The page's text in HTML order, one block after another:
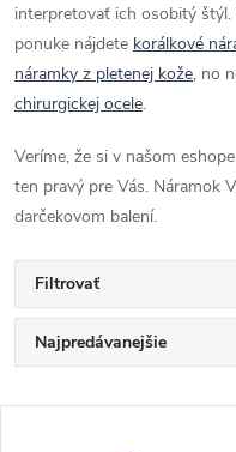
interpretovať ich osobitý
ponuke nájdete korálkové
náramky z pletenej kože, no
chirurgickej ocele.
Veríme, že si v našom
ten pravý pre Vás. Náramok
darčekovom balení.
Filtrovať
R
a
Najpredávanejšie